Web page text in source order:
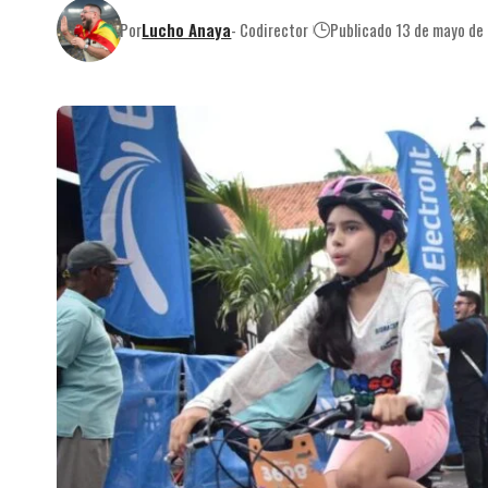
PorLucho Anaya- Codirector Publicado 13 de mayo